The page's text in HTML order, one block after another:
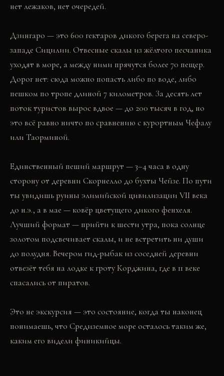
нет лежаков, нет очередей.
Дзингаро — это 600 гектаров дикого берега на северо-
западе Сицилии. Отвесные скалы из жёлтого песчаника
уходят в море, а между ними прячутся более 70 пещер.
Дорог нет: сюда можно попасть либо по воде, либо
пешком по тропе длиной 7 километров. За десять лет
поток туристов вырос вдвое — до 200 тысяч в год, но
это всё равно ничто по сравнению с курортным Чефалу
или Таорминой.
Единственный пеший маршрут — 3–4 часа в одну
сторону от деревни Скорнелло до бухты Чейзе. По пути
ты увидишь руины элимийской цивилизации VII века
до н.э., а в мае — ковёр цветущего дикого фенхеля.
Лучший формат — прийти к шести утра, пока солнце
золотом подсвечивает скалы, и не встретить ни души
до полудня. Вечером гид-рыбак из соседней деревни
отвезёт тебя на лодке к гроту Корджина, где в 11 веке
спасались от пиратов.
Это не экскурсия — это состояние, когда ты наконец
понимаешь, что Средиземное море осталось таким же,
каким его видели финикийцы.